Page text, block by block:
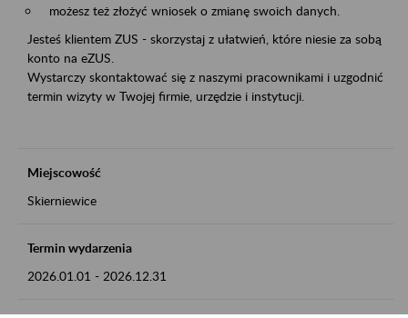
możesz też złożyć wniosek o zmianę swoich danych.
Jesteś klientem ZUS - skorzystaj z ułatwień, które niesie za sobą
konto na eZUS.
Wystarczy skontaktować się z naszymi pracownikami i uzgodnić
termin wizyty w Twojej firmie, urzędzie i instytucji.
Miejscowość
Skierniewice
Termin wydarzenia
2026.01.01 - 2026.12.31